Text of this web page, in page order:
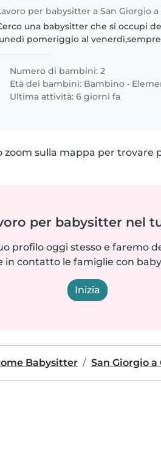
per babysitter a San Giorgio
una babysitter che si occupi
pomeriggio al
Numero di bambini: 2
Età dei bambini: Bambino •
Ultima attività: 6 giorni fa
zoom sulla mappa per trovare
per babysitter nel
profilo oggi stesso e faremo
in contatto le famiglie con
Inizia
Babysitter San Giorgio a